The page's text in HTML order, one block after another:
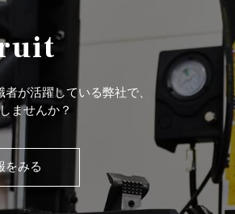
が活躍している弊社で、
ませんか？
をみる